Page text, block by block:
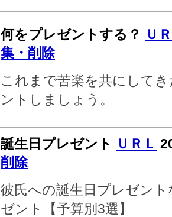
何をプレゼントする？
Ｕ
集・削除
これまで苦楽を共にして
ントしましょう。
誕生日プレゼント ＵＲＬ
削除
彼氏への誕生日プレゼン
ゼント【予算別3選】